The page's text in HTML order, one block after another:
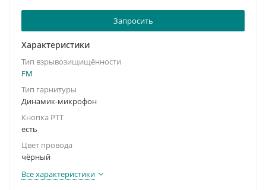
Запросить
Характеристики
Тип взрывозищищённости
FM
Тип гарнитуры
Динамик-микрофон
Кнопка PTT
есть
Цвет провода
чёрный
Все характеристики